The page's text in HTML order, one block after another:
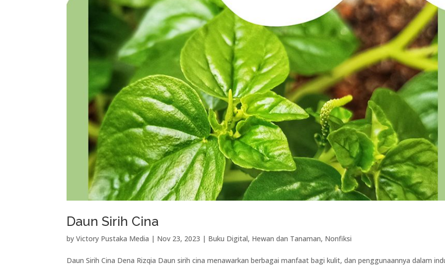
Daun Sirih Cina
byVictory Pustaka Media | Nov 23, 2023 | Buku Digital, Hewan dan Tanaman, Nonfiksi
Daun Sirih Cina Dena Rizqia Daun sirih cina menawarkan berbagai manfaat bagi kulit, dan penggunaannya dalam